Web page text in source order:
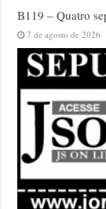
B119 – Quatro
7 de agosto de 2026